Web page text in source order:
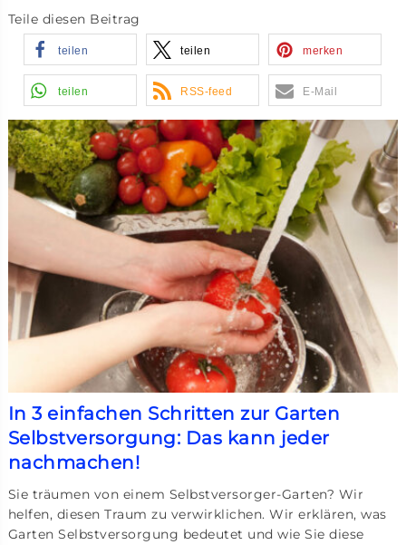
Teile diesen Beitrag
teilen teilen merken
teilen RSS-feed E-Mail
In 3 einfachen Schritten zur Garten
Selbstversorgung: Das kann jeder
nachmachen!
Sie träumen von einem Selbstversorger-Garten? Wir
helfen, diesen Traum zu verwirklichen. Wir erklären, was
Garten Selbstversorgung bedeutet und wie Sie diese